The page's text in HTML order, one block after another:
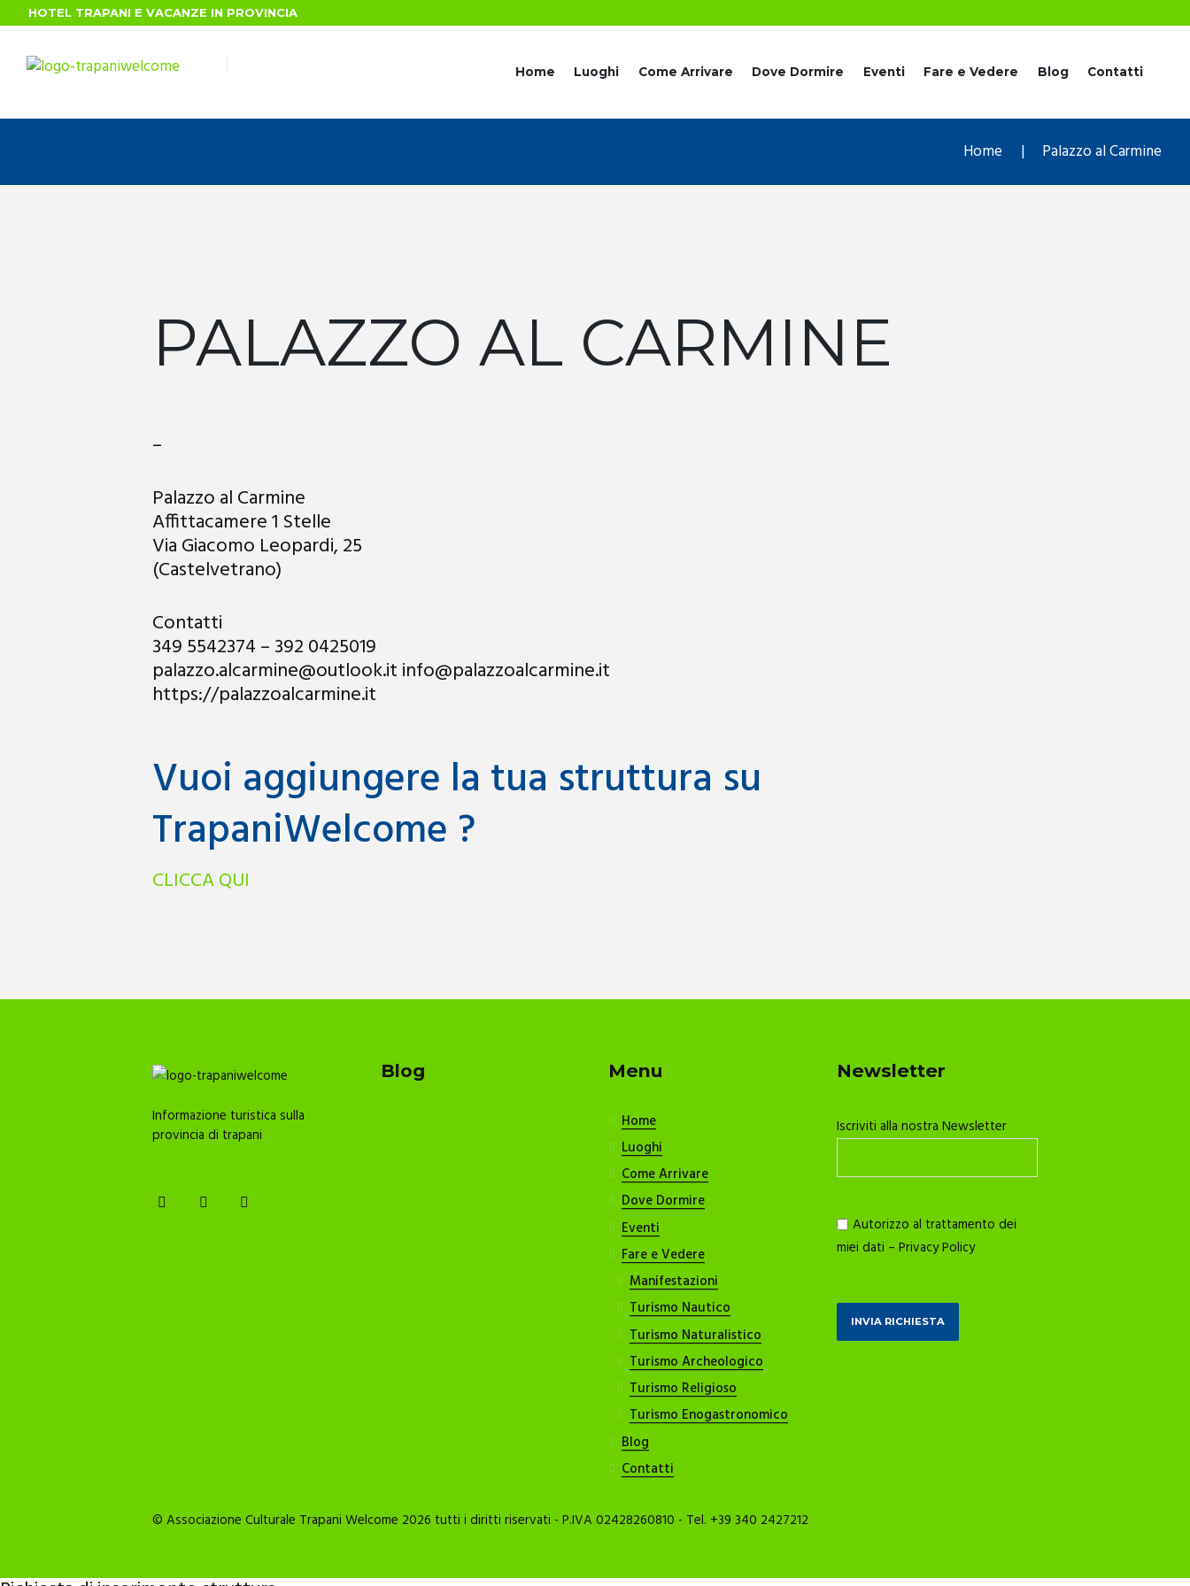
HOTEL TRAPANI E VACANZE IN PROVINCIA
Home Luoghi Come Arrivare Dove Dormire Eventi Fare e Vedere Blog Contatti
Home Palazzo al Carmine
PALAZZO AL CARMINE
–
Palazzo al Carmine
Affittacamere 1 Stelle
Via Giacomo Leopardi, 25
(Castelvetrano)
Contatti
349 5542374 – 392 0425019
palazzo.alcarmine@outlook.it info@palazzoalcarmine.it
https://palazzoalcarmine.it
Vuoi aggiungere la tua struttura su
TrapaniWelcome ?
CLICCA QUI
Informazione turistica sulla
provincia di trapani
Blog Menu
Home
Luoghi
Come Arrivare
Dove Dormire
Eventi
Fare e Vedere
Manifestazioni
Turismo Nautico
Turismo Naturalistico
Turismo Archeologico
Turismo Religioso
Turismo Enogastronomico
Blog
Contatti
Newsletter
Iscriviti alla nostra Newsletter
Autorizzo al trattamento dei
miei dati – Privacy Policy
© Associazione Culturale Trapani Welcome 2026 tutti i diritti riservati - P.IVA 02428260810 - Tel. +39 340 2427212